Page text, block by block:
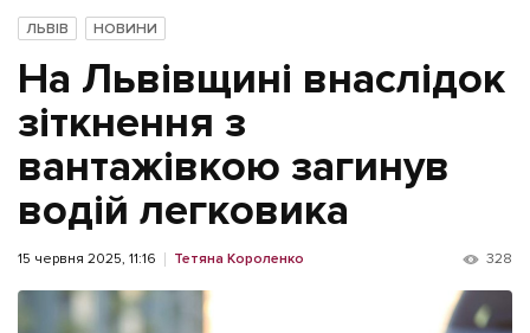
Новини
Політика
Економіка
Бізнес
Життя
Культура
Афіша
ЛЬВІВ НОВИНИ
На Львівщині внаслідок
зіткнення з
вантажівкою загинув
водій легковика
15 червня 2025, 11:16 Тетяна Короленко 328